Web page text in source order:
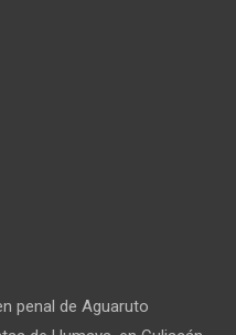
penal de Aguaruto